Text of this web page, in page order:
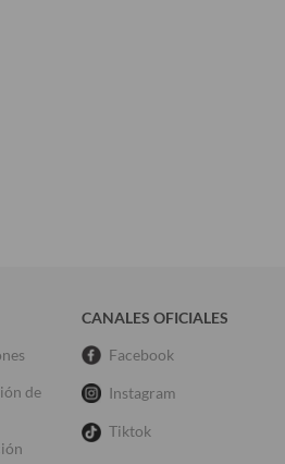
de
CANALES OFICIALES
Facebook
Instagram
Tiktok